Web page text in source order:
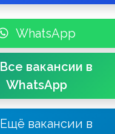
WhatsApp
Все вакансии в
WhatsApp
Ещё вакансии в